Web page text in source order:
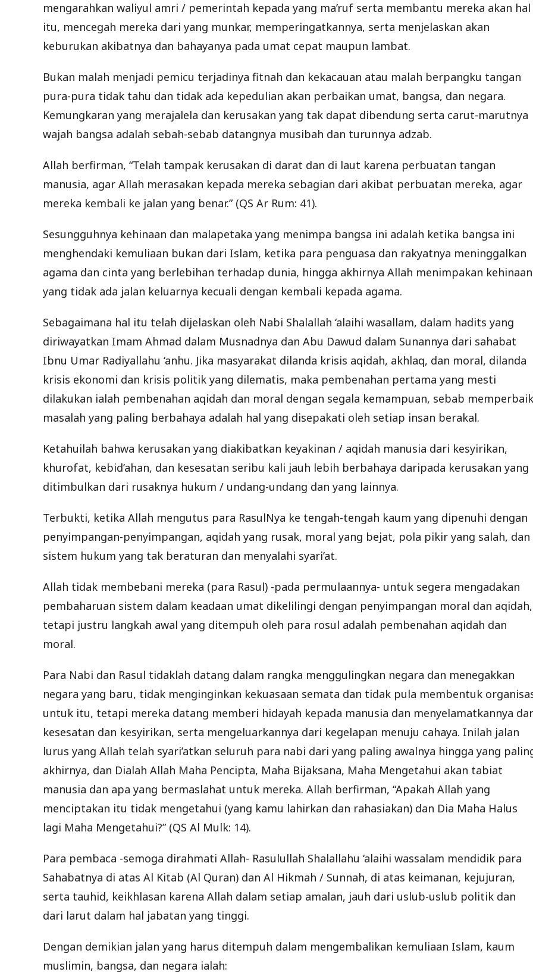
mengarahkan waliyul amri / pemerintah kepada yang ma’ruf serta membantu mereka akan hal
itu, mencegah mereka dari yang munkar, memperingatkannya, serta menjelaskan akan
keburukan akibatnya dan bahayanya pada umat cepat maupun lambat.
Bukan malah menjadi pemicu terjadinya fitnah dan kekacauan atau malah berpangku tangan
pura-pura tidak tahu dan tidak ada kepedulian akan perbaikan umat, bangsa, dan negara.
Kemungkaran yang merajalela dan kerusakan yang tak dapat dibendung serta carut-marutnya
wajah bangsa adalah sebah-sebab datangnya musibah dan turunnya adzab.
Allah berfirman, “Telah tampak kerusakan di darat dan di laut karena perbuatan tangan
manusia, agar Allah merasakan kepada mereka sebagian dari akibat perbuatan mereka, agar
mereka kembali ke jalan yang benar.” (QS Ar Rum: 41).
Sesungguhnya kehinaan dan malapetaka yang menimpa bangsa ini adalah ketika bangsa ini
menghendaki kemuliaan bukan dari Islam, ketika para penguasa dan rakyatnya meninggalkan
agama dan cinta yang berlebihan terhadap dunia, hingga akhirnya Allah menimpakan kehinaan
yang tidak ada jalan keluarnya kecuali dengan kembali kepada agama.
Sebagaimana hal itu telah dijelaskan oleh Nabi Shalallah ‘alaihi wasallam, dalam hadits yang
diriwayatkan Imam Ahmad dalam Musnadnya dan Abu Dawud dalam Sunannya dari sahabat
Ibnu Umar Radiyallahu ‘anhu. Jika masyarakat dilanda krisis aqidah, akhlaq, dan moral, dilanda
krisis ekonomi dan krisis politik yang dilematis, maka pembenahan pertama yang mesti
dilakukan ialah pembenahan aqidah dan moral dengan segala kemampuan, sebab
masalah yang paling berbahaya adalah hal yang disepakati oleh setiap insan berakal.
Ketahuilah bahwa kerusakan yang diakibatkan keyakinan / aqidah manusia dari kesyirikan,
khurofat, kebid’ahan, dan kesesatan seribu kali jauh lebih berbahaya daripada kerusakan yang
ditimbulkan dari rusaknya hukum / undang-undang dan yang lainnya.
Terbukti, ketika Allah mengutus para RasulNya ke tengah-tengah kaum yang dipenuhi dengan
penyimpangan-penyimpangan, aqidah yang rusak, moral yang bejat, pola pikir yang salah, dan
sistem hukum yang tak beraturan dan menyalahi syari’at.
Allah tidak membebani mereka (para Rasul) -pada permulaannya- untuk segera mengadakan
pembaharuan sistem dalam keadaan umat dikelilingi dengan penyimpangan moral dan aqidah,
tetapi justru langkah awal yang ditempuh oleh para rosul adalah pembenahan aqidah dan
moral.
Para Nabi dan Rasul tidaklah datang dalam rangka menggulingkan negara dan menegakkan
negara yang baru, tidak menginginkan kekuasaan semata dan tidak pula membentuk
untuk itu, tetapi mereka datang memberi hidayah kepada manusia dan menyelamatkannya
kesesatan dan kesyirikan, serta mengeluarkannya dari kegelapan menuju cahaya. Inilah jalan
lurus yang Allah telah syari’atkan seluruh para nabi dari yang paling awalnya hingga yang
akhirnya, dan Dialah Allah Maha Pencipta, Maha Bijaksana, Maha Mengetahui akan tabiat
manusia dan apa yang bermaslahat untuk mereka. Allah berfirman, “Apakah Allah yang
menciptakan itu tidak mengetahui (yang kamu lahirkan dan rahasiakan) dan Dia Maha Halus
lagi Maha Mengetahui?” (QS Al Mulk: 14).
Para pembaca -semoga dirahmati Allah- Rasulullah Shalallahu ‘alaihi wassalam mendidik para
Sahabatnya di atas Al Kitab (Al Quran) dan Al Hikmah / Sunnah, di atas keimanan, kejujuran,
serta tauhid, keikhlasan karena Allah dalam setiap amalan, jauh dari uslub-uslub politik dan
dari larut dalam hal jabatan yang tinggi.
Dengan demikian jalan yang harus ditempuh dalam mengembalikan kemuliaan Islam, kaum
muslimin, bangsa, dan negara ialah: